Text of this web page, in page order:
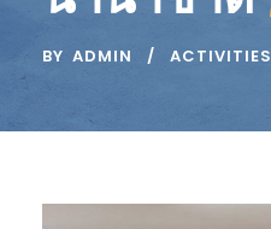
BY ADMIN ACTIVITIES